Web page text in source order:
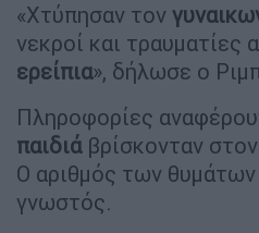
«Χτύπησαν τον
νεκροί και τραυματίες
ερείπια», δήλωσε ο
Πληροφορίες
παιδιάβρίσκονταν
Ο αριθμός των θυμάτων
γνωστός.